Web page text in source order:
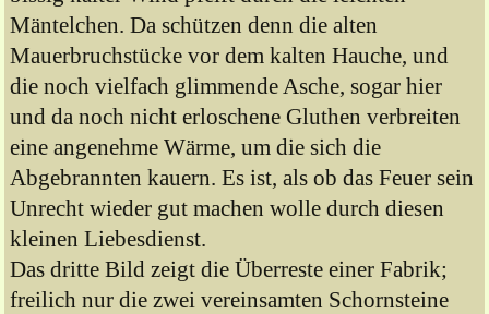
Mäntelchen. Da schützen denn die alten
Mauerbruchstücke vor dem kalten Hauche, und
die noch vielfach glimmende Asche, sogar hier
und da noch nicht erloschene Gluthen verbreiten
eine angenehme Wärme, um die sich die
Abgebrannten kauern. Es ist, als ob das Feuer sein
Unrecht wieder gut machen wolle durch diesen
kleinen Liebesdienst.
Das dritte Bild zeigt die Überreste einer Fabrik;
freilich nur die zwei vereinsamten Schornsteine